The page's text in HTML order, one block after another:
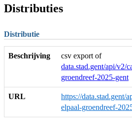
Distributies
Distributie
Beschrijving
csv export of
data.stad.gent/api/v2/
groendreef-2025-gent
URL
https://data.stad.gent/
elpaal-groendreef-